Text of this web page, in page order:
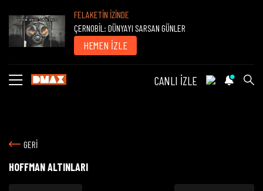
FELAKETİN İZİNDE
ÇERNOBİL: DÜNYAYI SARSAN GÜNLER
HEMEN İZLE
CANLI İZLE
GERİ
HOFFMAN ALTINLARI